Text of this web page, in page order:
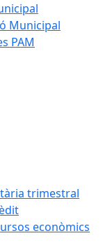
Municipal
PAM
trimestral
econòmics